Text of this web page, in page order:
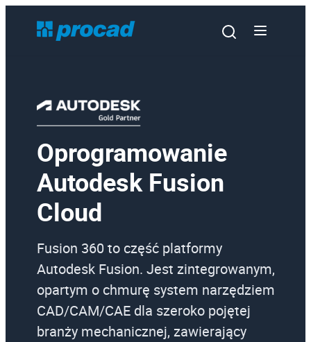
Oprogramowanie
Autodesk Fusion
Cloud
Fusion 360 to część platformy
Autodesk Fusion. Jest zintegrowanym,
opartym o chmurę system narzędziem
CAD/CAM/CAE dla szeroko pojętej
branży mechanicznej, zawierający
Oprogramowanie
Szkolenia
Usługi
Promocje
Wiedza